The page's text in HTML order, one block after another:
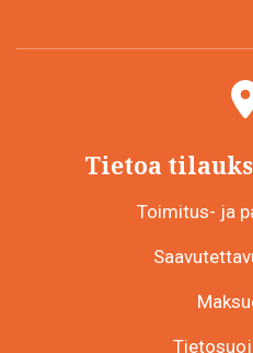
Tietoa
Toimitus- ja